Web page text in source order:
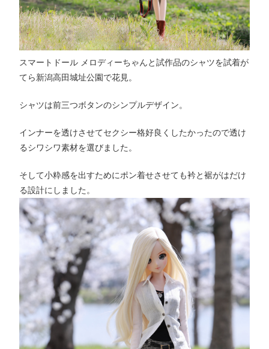
スマートドール メロディーちゃんと試作品のシャツを試着が
てら新潟高田城址公園で花見。
シャツは前三つボタンのシンプルデザイン。
インナーを透けさせてセクシー格好良くしたかったので透け
るシワシワ素材を選びました。
そして小粋感を出すためにポン着せさせても衿と裾がはだけ
る設計にしました。